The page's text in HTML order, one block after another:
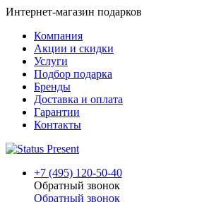
Интернет-магазин подарков
Компания
Акции и скидки
Услуги
Подбор подарка
Бренды
Доставка и оплата
Гарантии
Контакты
+7 (495) 120-50-40
Обратный звонок
Обратный звонок